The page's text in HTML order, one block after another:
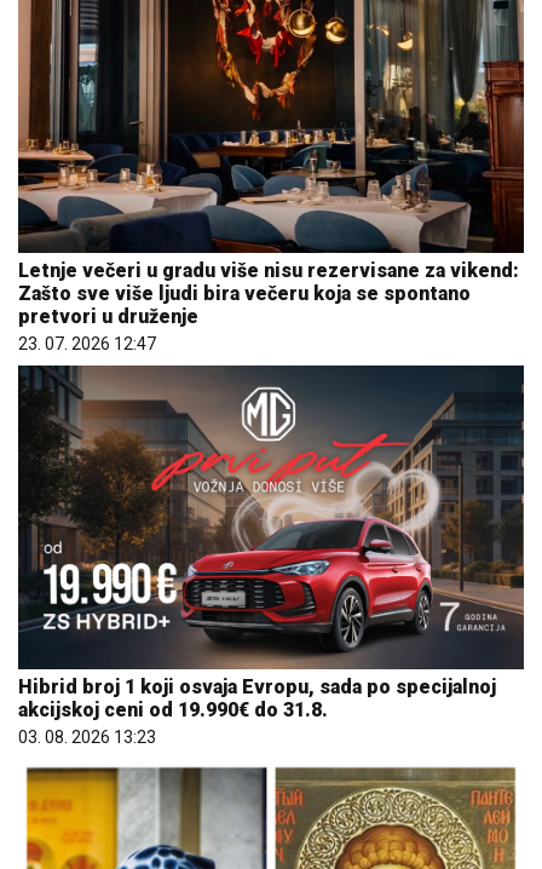
Letnje večeri u gradu više nisu rezervisane za vikend:
Zašto sve više ljudi bira večeru koja se spontano
pretvori u druženje
23. 07. 2026 12:47
Hibrid broj 1 koji osvaja Evropu, sada po specijalnoj
akcijskoj ceni od 19.990€ do 31.8.
03. 08. 2026 13:23